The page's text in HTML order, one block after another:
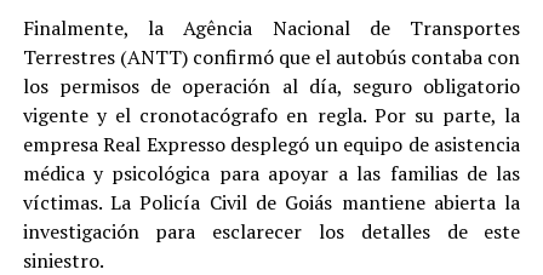
Finalmente, la Agência Nacional de Transportes
Terrestres (ANTT) confirmó que el autobús contaba con
los permisos de operación al día, seguro obligatorio
vigente y el cronotacógrafo en regla. Por su parte, la
empresa Real Expresso desplegó un equipo de asistencia
médica y psicológica para apoyar a las familias de las
víctimas. La Policía Civil de Goiás mantiene abierta la
investigación para esclarecer los detalles de este
siniestro.